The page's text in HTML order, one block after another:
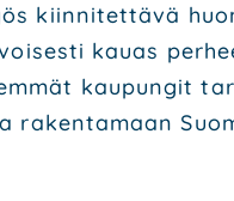
kiin­ni­tet­tä­vä
kau­as
kau­pun­git
raken­ta­maan